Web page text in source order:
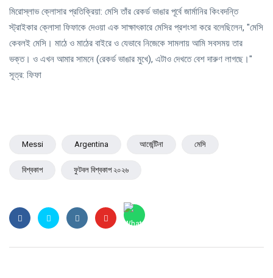
মিরোস্লাভ ক্লোসার প্রতিক্রিয়া: মেসি তাঁর রেকর্ড ভাঙার পূর্বে জার্মানির কিংবদন্তি
স্ট্রাইকার ক্লোসা ফিফাকে দেওয়া এক সাক্ষাৎকারে মেসির প্রশংসা করে বলেছিলেন, "মেসি
কেবলই মেসি। মাঠে ও মাঠের বাইরে ও যেভাবে নিজেকে সামলায় আমি সবসময় তার
ভক্ত। ও এখন আমার সামনে (রেকর্ড ভাঙার মুখে), এটাও দেখতে বেশ দারুণ লাগছে।"
সূত্র: ফিফা
Messi Argentina আর্জেন্টিনা মেসি
বিশ্বকাপ ফুটবল বিশ্বকাপ ২০২৬